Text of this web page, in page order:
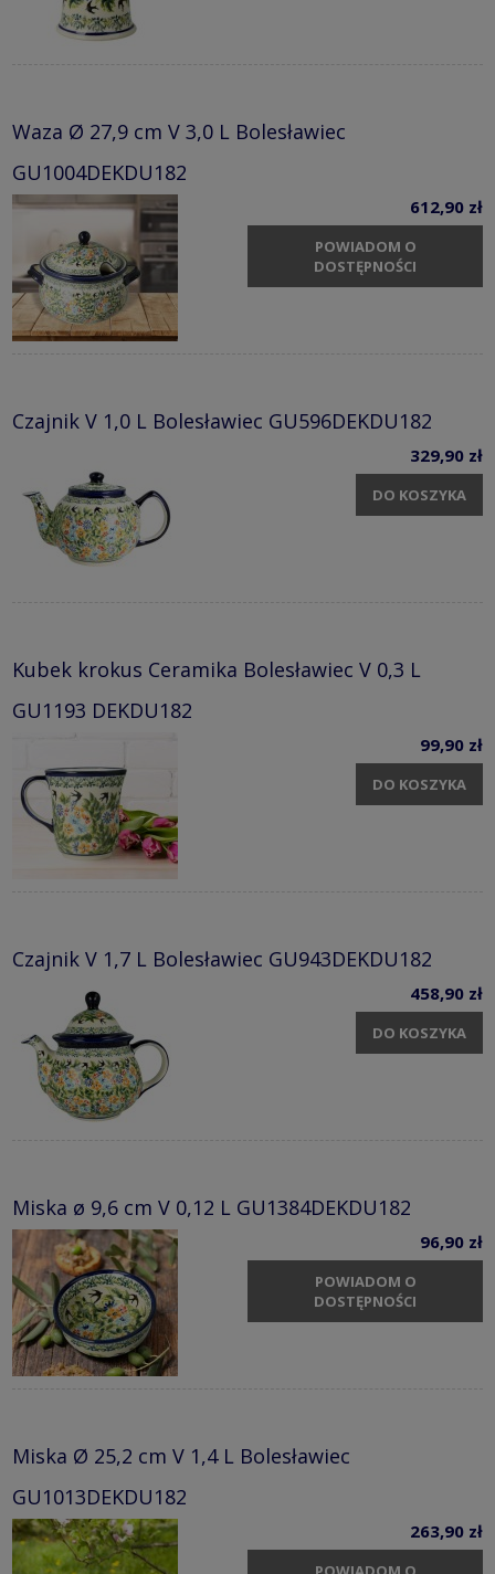
Waza Ø 27,9 cm V 3,0 L Bolesławiec
GU1004DEKDU182
612,90 zł
POWIADOM O
DOSTĘPNOŚCI
Czajnik V 1,0 L Bolesławiec GU596DEKDU182
329,90 zł
DO KOSZYKA
Kubek krokus Ceramika Bolesławiec V 0,3 L
GU1193 DEKDU182
99,90 zł
DO KOSZYKA
Czajnik V 1,7 L Bolesławiec GU943DEKDU182
458,90 zł
DO KOSZYKA
Miska ø 9,6 cm V 0,12 L GU1384DEKDU182
96,90 zł
POWIADOM O
DOSTĘPNOŚCI
Miska Ø 25,2 cm V 1,4 L Bolesławiec
GU1013DEKDU182
263,90 zł